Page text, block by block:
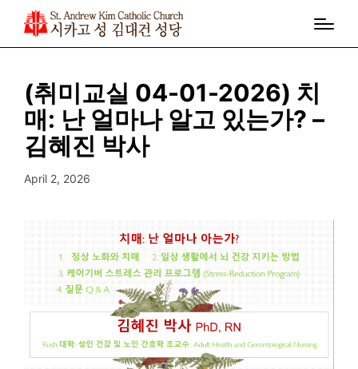
(취미교실 04-01-2026) 치
매: 난 얼마나 알고 있는가? –
김혜진 박사
April 2, 2026